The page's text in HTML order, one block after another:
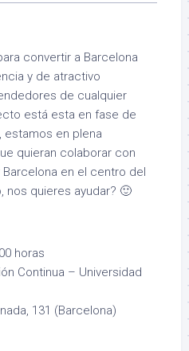
convertir a Barcelona
y de atractivo
de cualquier
está esta en fase de
estamos en plena
quieran colaborar con
en el centro del
nos quieres ayudar? 🙂
horas
Continua – Universidad
131 (Barcelona)